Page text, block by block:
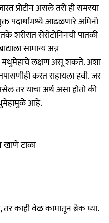
प्रोटीन असले तरी ही समस्या
पदार्थांमध्ये आढळणारे अमिनो
शरीरात सेरोटोनिनची पातळी
सामान्य अन्न
मधुमेहाचे लक्षण असू शकते. अशा
करत राहायला हवी. जर
तर याचा अर्थ असा होतो की
आहे.
टाळा
काही वेळ कामातून ब्रेक घ्या.